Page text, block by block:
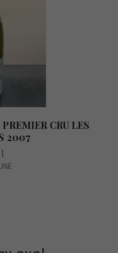
CRU LES
2007